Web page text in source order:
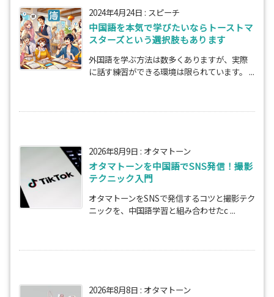
2024年4月24日 : スピーチ
中国語を本気で学びたいならトーストマ
スターズという選択肢もあります
外国語を学ぶ方法は数多くありますが、実際
に話す練習ができる環境は限られています。 ...
2026年8月9日 : オタマトーン
オタマトーンを中国語でSNS発信！撮影
テクニック入門
オタマトーンをSNSで発信するコツと撮影テク
ニックを、中国語学習と組み合わせたc ...
2026年8月8日 : オタマトーン